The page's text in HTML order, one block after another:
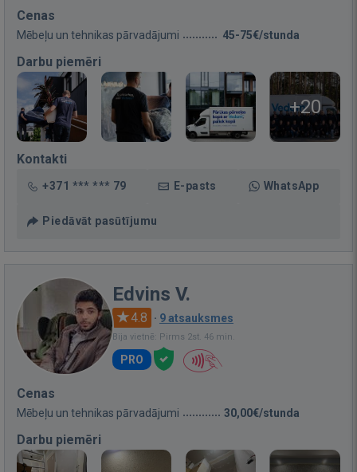
Cenas
Mēbeļu un tehnikas pārvadājumi 45-75€/stunda
Darbu piemēri
+20
Kontakti
+371 *** *** 79 E-pasts WhatsApp
Piedāvāt pasūtījumu
Edvins V.
4.8 · 9 atsauksmes
Bija vietnē: Pirms 2st. 46 min.
PRO
Cenas
Mēbeļu un tehnikas pārvadājumi 30,00€/stunda
Darbu piemēri